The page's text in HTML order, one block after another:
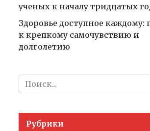
ученых к началу тридцатых
Здоровье доступное каждому:
к крепкому самочувствию и
долголетию
Search
for:
Рубрики